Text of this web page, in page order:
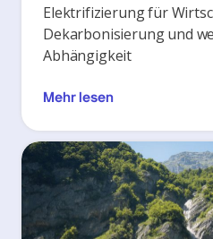
Elektrifizierung für
Dekarbonisierung und
Abhängigkeit
Mehr lesen